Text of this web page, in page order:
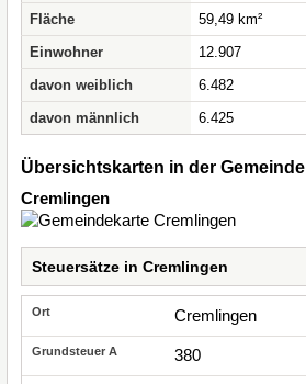
Fläche
59,49 km²
Einwohner
12.907
davon weiblich
6.482
davon männlich
6.425
Übersichtskarten in der Gemeinde
Cremlingen
Steuersätze in Cremlingen
Cremlingen
380